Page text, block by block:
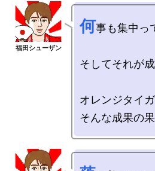
何事も集中っ
そしてそれが
オレンジタイガ